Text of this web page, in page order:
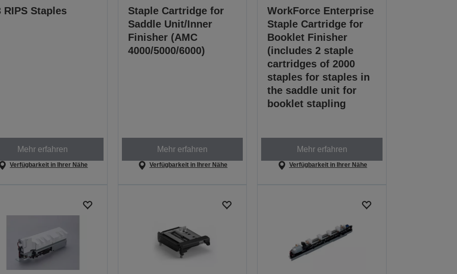
RIPS Staples
Mehr erfahren
Verfügbarkeit in Ihrer Nähe
Staple Cartridge for
Saddle Unit/Inner
Finisher (AMC
4000/5000/6000)
Mehr erfahren
Verfügbarkeit in Ihrer Nähe
WorkForce Enterprise
Staple Cartridge for
Booklet Finisher
(includes 2 staple
cartridges of 2000
staples for staples in
the saddle unit for
booklet stapling
Mehr erfahren
Verfügbarkeit in Ihrer Nähe